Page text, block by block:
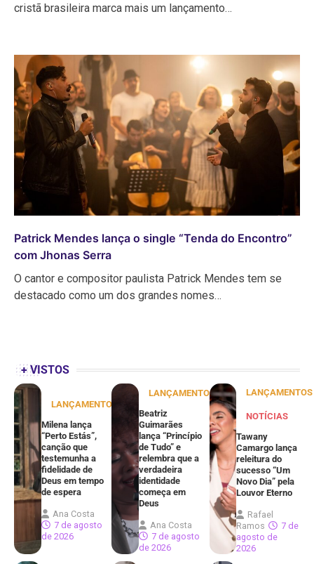
cristã brasileira marca mais um lançamento…
Patrick Mendes lança o single “Tenda do Encontro”
com Jhonas Serra
O cantor e compositor paulista Patrick Mendes tem se
destacado como um dos grandes nomes…
+ VISTOS
LANÇAMENTOS
Milena lança
“Perto Estás”,
canção que
testemunha a
fidelidade de
Deus em tempo
de espera
Ana Costa
7 de agosto
de 2026
LANÇAMENTOS
Beatriz
Guimarães
lança “Princípio
de Tudo” e
relembra que a
verdadeira
identidade
começa em
Deus
Ana Costa
7 de agosto
de 2026
LANÇAMENTOS
NOTÍCIAS
Tawany
Camargo lança
releitura do
sucesso “Um
Novo Dia” pela
Louvor Eterno
Rafael
Ramos
7 de
agosto de
2026